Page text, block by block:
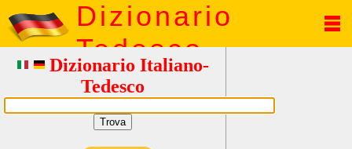
Dizionario
Tedesco
Dizionario Italiano-
Tedesco